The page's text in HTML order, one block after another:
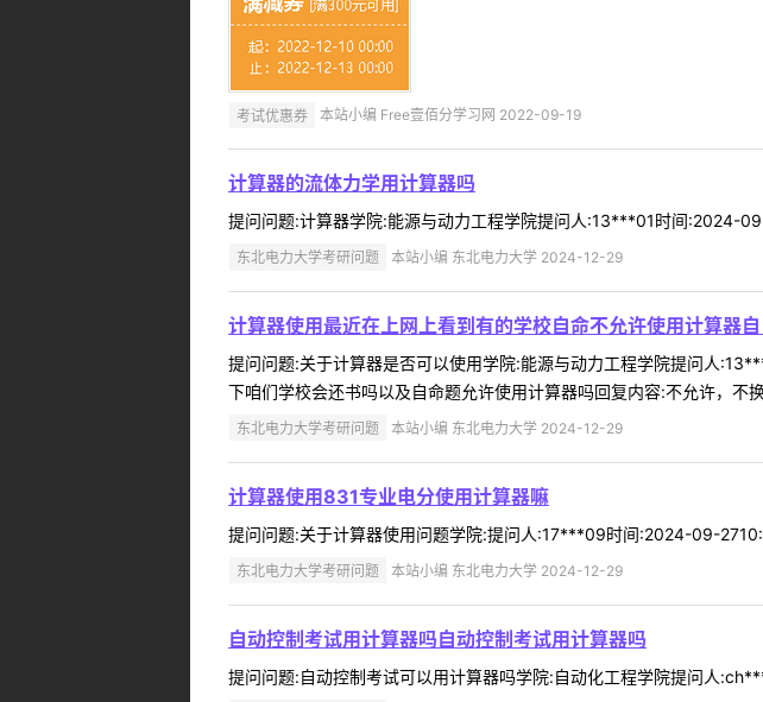
考试优惠券 本站小编 Free壹佰分学习网 2022-09-19
计算器的流体力学用计算器吗
提问问题:计算器学院:能源与动力工程学院提问人:13***01时间:2024-
东北电力大学考研问题 本站小编 东北电力大学 2024-12-29
计算器使用最近在上网上看到有的学校自命不允许使用计算器
提问问题:关于计算器是否可以使用学院:能源与动力工程学院提问人
下咱们学校会还书吗以及自命题允许使用计算器吗回复内容:不允许，不
东北电力大学考研问题 本站小编 东北电力大学 2024-12-29
计算器使用831专业电分使用计算器嘛
提问问题:关于计算器使用问题学院:提问人:17***09时间:2024-09-
东北电力大学考研问题 本站小编 东北电力大学 2024-12-29
自动控制考试用计算器吗自动控制考试用计算器吗
提问问题:自动控制考试可以用计算器吗学院:自动化工程学院提问人